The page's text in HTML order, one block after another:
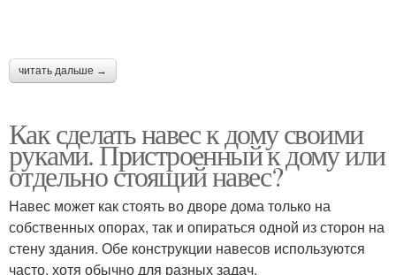
читать дальше →
Как сделать навес к дому своими
руками. Пристроенный к дому или
отдельно стоящий навес?
Навес может как стоять во дворе дома только на
собственных опорах, так и опираться одной из сторон на
стену здания. Обе конструкции навесов используются
часто, хотя обычно для разных задач.